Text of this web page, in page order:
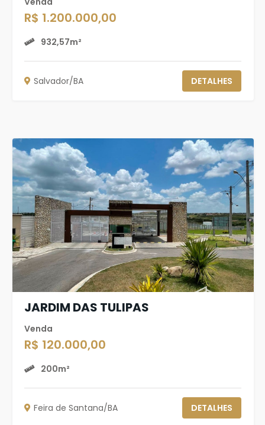
R$ 1.200.000,00
932,57m²
Salvador/BA DETALHES
JARDIM DAS TULIPAS
Venda
R$ 120.000,00
200m²
Feira de Santana/BA DETALHES